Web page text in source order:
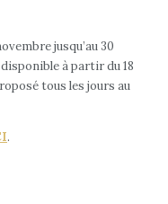
jusqu’au 30
à partir du 18
tous les jours au
.